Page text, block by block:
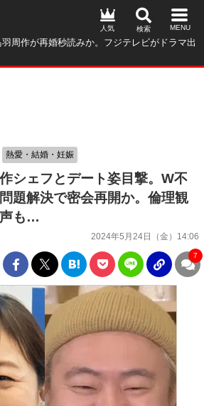
周作が再婚秒読みか。フジテレビがドラマ出
人気
シェフとデート姿目撃。W不
題解決で密会再開か。倫理観
も…
2024年5月24日（金）14:06
熱愛・結婚・妊娠
7